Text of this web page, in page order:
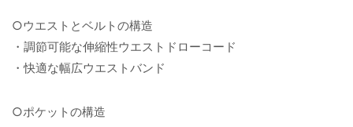
○ウエストとベルトの構造
・調節可能な伸縮性ウエストドローコード
・快適な幅広ウエストバンド
○ポケットの構造